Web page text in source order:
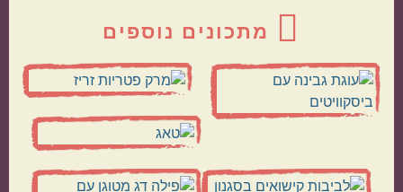
מתכונים נוספים
אוהבים
מתאימות כמתנה